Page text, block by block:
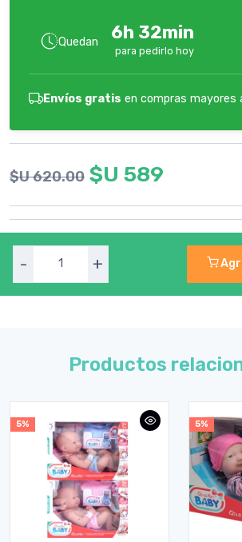
Quedan 6h 32min
para pedirlo hoy
Envíos gratis en compras mayores
$U 620.00 $U 589
- +
Productos
5% 5%